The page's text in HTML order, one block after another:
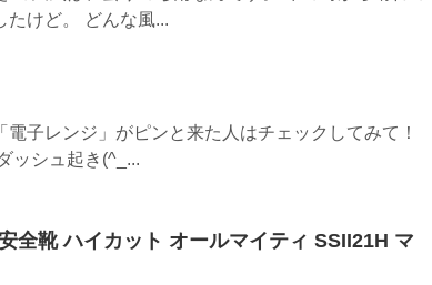
たけど。 どんな風...
子レンジ」がピンと来た人はチェックしてみて！
ッシュ起き(^_...
全靴 ハイカット オールマイティ SSII21H マ